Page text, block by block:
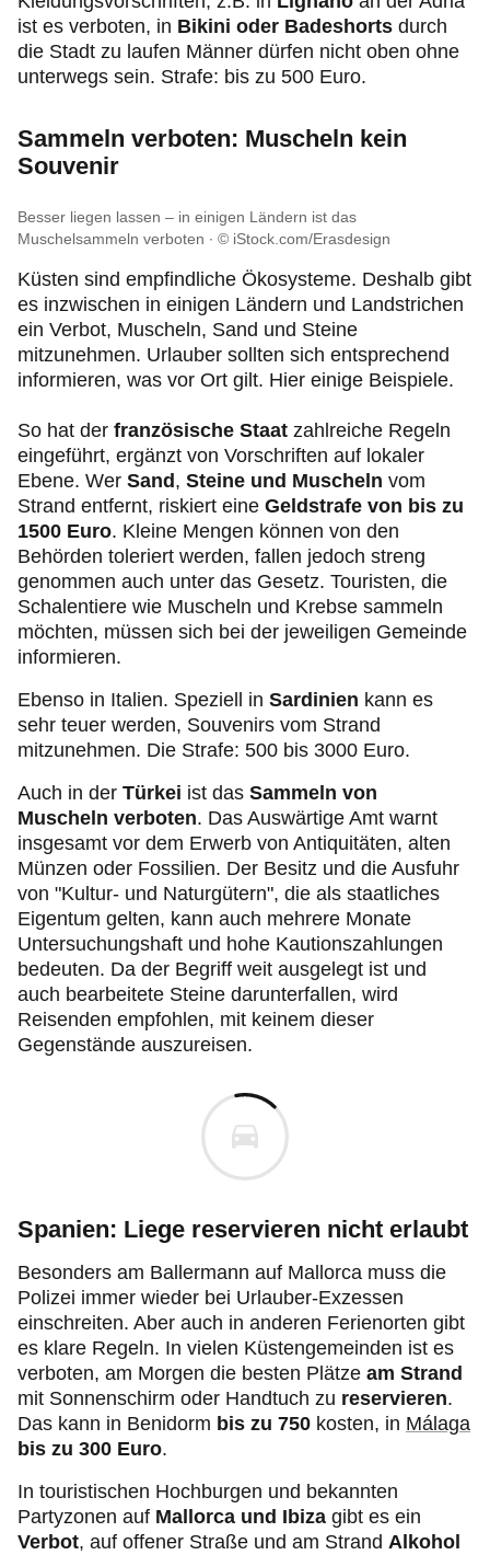
ist es verboten, in Bikini oder Badeshorts durch
die Stadt zu laufen Männer dürfen nicht oben ohne
unterwegs sein. Strafe: bis zu 500 Euro.
Sammeln verboten: Muscheln kein
Souvenir
Besser liegen lassen – in einigen Ländern ist das
Muschelsammeln verboten
© iStock.com/Erasdesign
Küsten sind empfindliche Ökosysteme. Deshalb gibt
es inzwischen in einigen Ländern und Landstrichen
ein Verbot, Muscheln, Sand und Steine
mitzunehmen. Urlauber sollten sich entsprechend
informieren, was vor Ort gilt. Hier einige Beispiele.
So hat der französische Staat zahlreiche Regeln
eingeführt, ergänzt von Vorschriften auf lokaler
Ebene. Wer Sand , Steine und Muscheln vom
Strand entfernt, riskiert eine Geldstrafe von bis zu
1500 Euro. Kleine Mengen können von den
Behörden toleriert werden, fallen jedoch streng
genommen auch unter das Gesetz. Touristen, die
Schalentiere wie Muscheln und Krebse sammeln
möchten, müssen sich bei der jeweiligen Gemeinde
informieren.
Ebenso in Italien. Speziell in Sardinien kann es
sehr teuer werden, Souvenirs vom Strand
mitzunehmen. Die Strafe: 500 bis 3000 Euro.
Auch in der Türkei ist das Sammeln von
Muscheln verboten. Das Auswärtige Amt warnt
insgesamt vor dem Erwerb von Antiquitäten, alten
Münzen oder Fossilien. Der Besitz und die Ausfuhr
von "Kultur- und Naturgütern", die als staatliches
Eigentum gelten, kann auch mehrere Monate
Untersuchungshaft und hohe Kautionszahlungen
bedeuten. Da der Begriff weit ausgelegt ist und
auch bearbeitete Steine darunterfallen, wird
Reisenden empfohlen, mit keinem dieser
Gegenstände auszureisen.
Spanien: Liege reservieren nicht erlaubt
Besonders am Ballermann auf Mallorca muss die
Polizei immer wieder bei Urlauber-Exzessen
einschreiten. Aber auch in anderen Ferienorten gibt
es klare Regeln. In vielen Küstengemeinden ist es
verboten, am Morgen die besten Plätze am Strand
mit Sonnenschirm oder Handtuch zu reservieren.
Das kann in Benidorm bis zu 750 kosten, in Málaga
bis zu 300 Euro.
In touristischen Hochburgen und bekannten
Partyzonen auf Mallorca und Ibiza gibt es ein
Verbot, auf offener Straße und am Strand Alkohol